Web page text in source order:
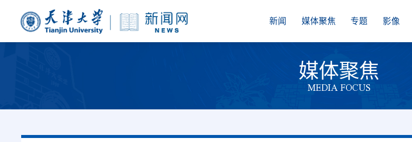
新闻 媒体聚焦 专题 影像
媒体聚焦
MEDIA FOCUS